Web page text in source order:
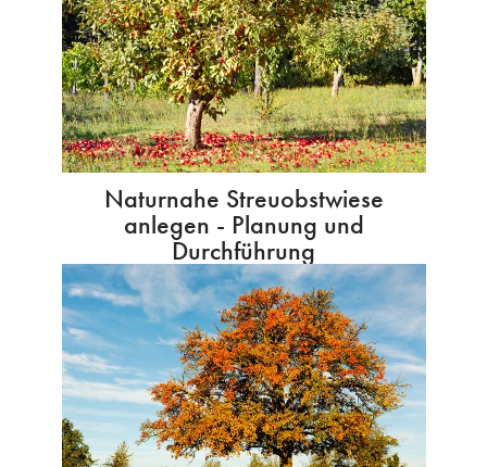
Naturnahe Streuobstwiese
anlegen - Planung und
Durchführung